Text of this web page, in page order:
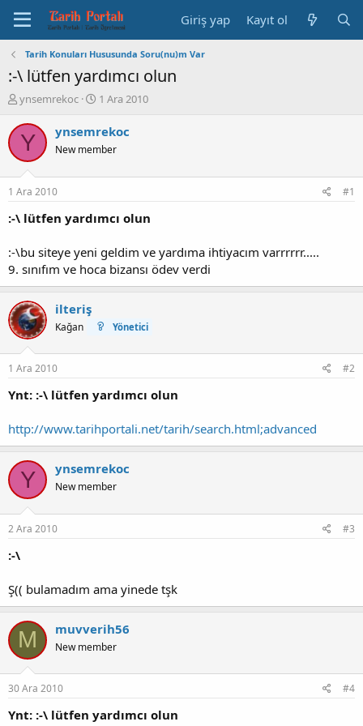
Giriş yap Kayıt ol
Tarih Konuları Hususunda Soru(nu)m Var
:-\ lütfen yardımcı olun
K
n
b
u
u
b
a
t
a
n
ynsemrekoc
B
ş
a
ç
r
i
h
1 Ara 2010
Y ynsemrekoc
New member
1 Ara 2010 #1
:-\ lütfen yardımcı olun
:-\bu siteye yeni geldim ve yardıma ihtiyacım varrrrrr.....
9. sınıfım ve hoca bizansı ödev verdi
ilteriş
Kağan Yönetici
1 Ara 2010 #2
Ynt: :-\ lütfen yardımcı olun
http://www.tarihportali.net/tarih/search.html;advanced
Y ynsemrekoc
New member
2 Ara 2010 #3
:-\
Ş(( bulamadım ama yinede tşk
M muvverih56
New member
30 Ara 2010 #4
Ynt: :-\ lütfen yardımcı olun